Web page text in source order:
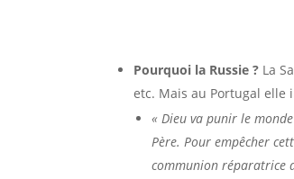
Pourquoi la Russie ? La
etc. Mais au Portugal elle
« Dieu va punir le
Père. Pour empêcher
communion réparatrice